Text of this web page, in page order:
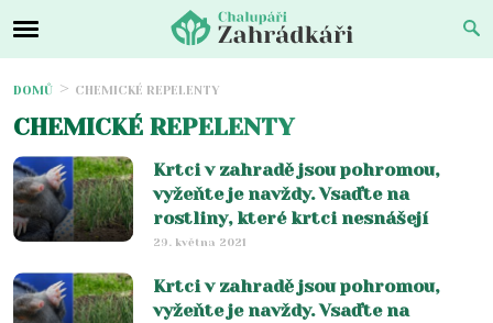
DOMŮ CHEMICKÉ REPELENTY
CHEMICKÉ REPELENTY
Krtci v zahradě jsou pohromou,
vyžeňte je navždy. Vsaďte na
rostliny, které krtci nesnášejí
29. května 2021
Krtci v zahradě jsou pohromou,
vyžeňte je navždy. Vsaďte na